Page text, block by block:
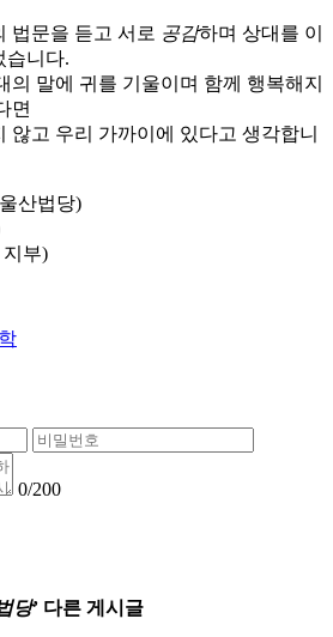
법문을 듣고 서로 공감하며 상대를 이
습니다.
의 말에 귀를 기울이며 함께 행복해지
면
않고 우리 가까이에 있다고 생각합니
산법당)
부)
0/200
당’ 다른 게시글